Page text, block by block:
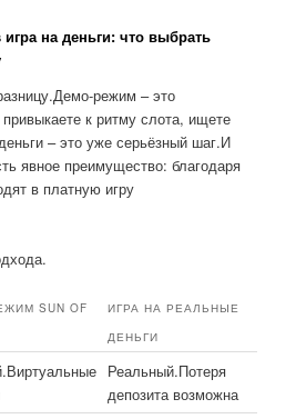
на деньги: что выбрать
режим – это
к ритму слота, ищете
– это уже серьёзный шаг.И
явное преимущество: благодаря
в платную игру
SUN OF
ИГРА НА РЕАЛЬНЫЕ
ДЕНЬГИ
Реальный.Потеря
депозита возможна